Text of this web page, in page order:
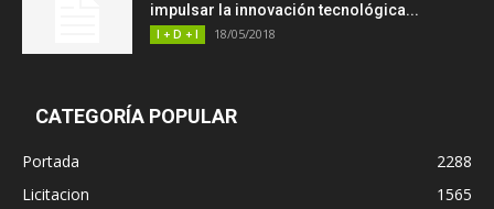
impulsar la innovación tecnológica...
I + D + I 18/05/2018
CATEGORÍA POPULAR
Portada
2288
Licitacion
1565